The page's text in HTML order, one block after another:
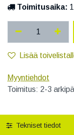
Toimitusaika:
Lisää
Myyntiehdot
Toimitus: 2-3
Tekniset tiedot